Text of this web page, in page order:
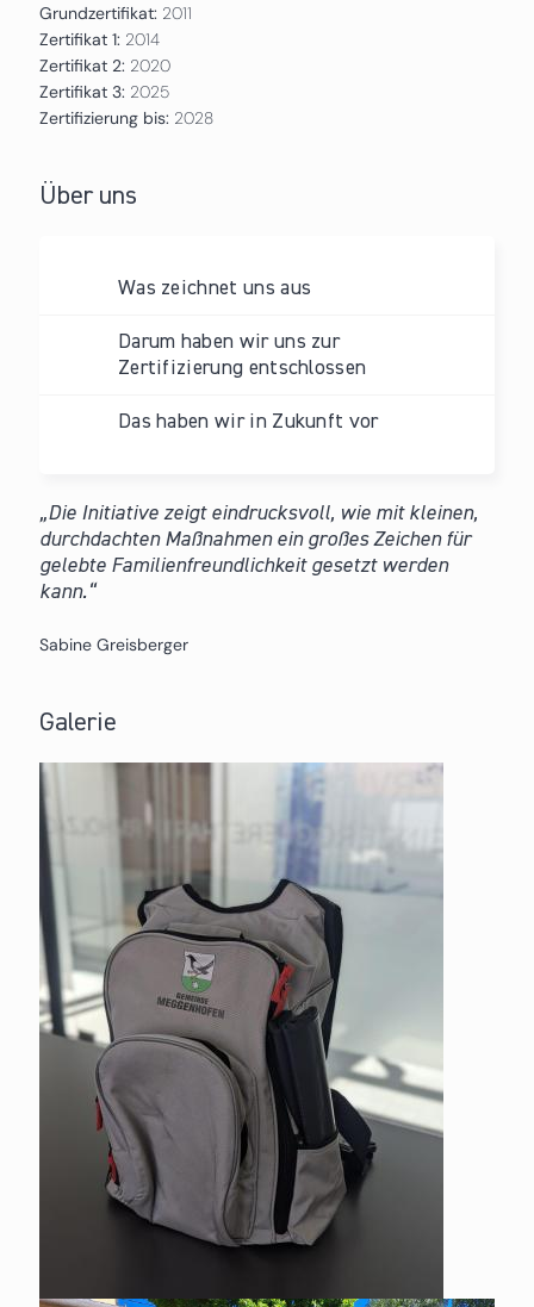
Grundzertifikat: 2011
Zertifikat 1: 2014
Zertifikat 2: 2020
Zertifikat 3: 2025
Zertifizierung bis: 2028
Über uns
Was zeichnet uns aus
Darum haben wir uns zur
Zertifizierung entschlossen
Das haben wir in Zukunft vor
Die Initiative zeigt eindrucksvoll, wie mit kleinen,
durchdachten Maßnahmen ein großes Zeichen für
gelebte Familienfreundlichkeit gesetzt werden
kann.
Sabine Greisberger
Galerie